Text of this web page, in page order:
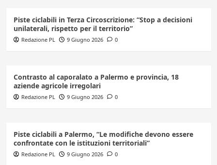
Piste ciclabili in Terza Circoscrizione: “Stop a decisioni
unilaterali, rispetto per il territorio”
Redazione PL 9 Giugno 2026 0
Contrasto al caporalato a Palermo e provincia, 18
aziende agricole irregolari
Redazione PL 9 Giugno 2026 0
Piste ciclabili a Palermo, “Le modifiche devono essere
confrontate con le istituzioni territoriali”
Redazione PL 9 Giugno 2026 0